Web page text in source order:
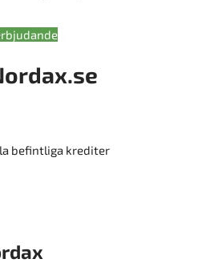
befintliga krediter